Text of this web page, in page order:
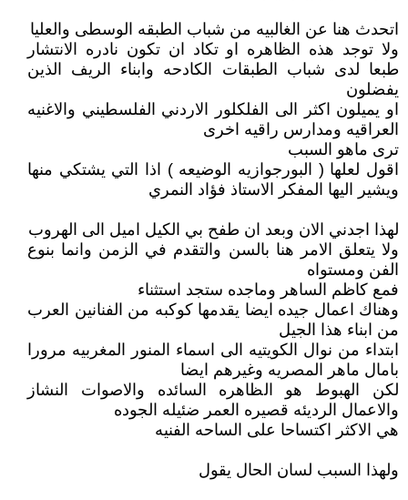
اتحدث هنا عن الغالبيه من شباب الطبقه الوسطى والعليا
ولا توجد هذه الظاهره او تكاد ان تكون نادره الانتشار
طبعا لدى شباب الطبقات الكادحه وابناء الريف الذين
يفضلون
او يميلون اكثر الى الفلكلور الاردني الفلسطيني والاغنيه
العراقيه ومدارس راقيه اخرى
ترى ماهو السبب
اقول لعلها ( البورجوازيه الوضيعه ) اذا التي يشتكي منها
ويشير اليها المفكر الاستاذ فؤاد النمري
لهذا اجدني الان وبعد ان طفح بي الكيل اميل الى الهروب
ولا يتعلق الامر هنا بالسن والتقدم في الزمن وانما بنوع
الفن ومستواه
فمع كاظم الساهر وماجده ستجد استثناء
وهناك اعمال جيده ايضا يقدمها كوكبه من الفنانين العرب
من ابناء هذا الجيل
ابتداء من نوال الكويتيه الى اسماء المنور المغربيه مرورا
بامال ماهر المصريه وغيرهم ايضا
لكن الهبوط هو الظاهره السائده والاصوات النشاز
والاعمال الرديئه قصيره العمر ضئيله الجوده
هي الاكثر اكتساحا على الساحه الفنيه
ولهذا السبب لسان الحال يقول